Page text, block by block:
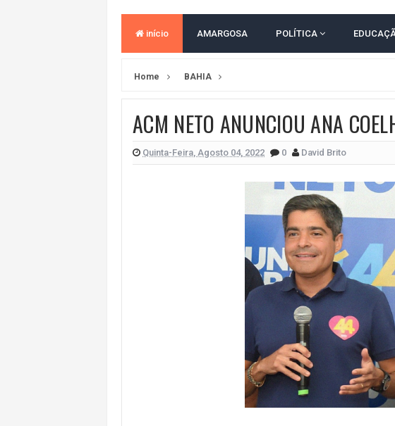
LULA E FLÁVIO BOLSONARO EMPATAM
BAHIA E CORINTHIANS EMPATAM EM JOGO PEGADO
NO CENTRO DE AMARGOSA, JUSTIÇA ELEITORAL
início AMARGOSA POLÍTICA
Home BAHIA
ACM NETO ANUNCIOU ANA
Quinta-Feira, Agosto 04, 2022 0 David Brito